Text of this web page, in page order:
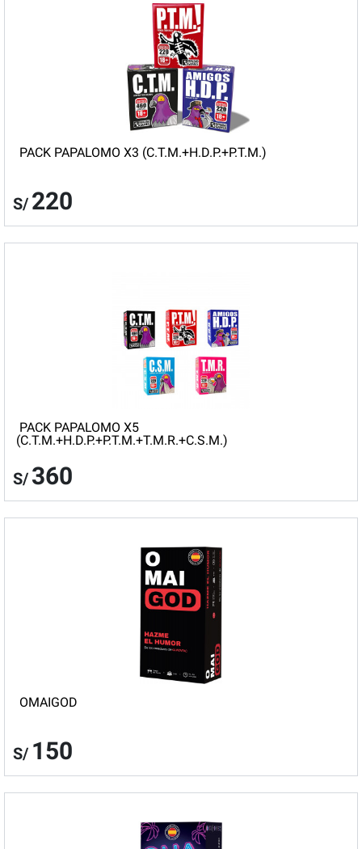
PACK PAPALOMO X3 (C.T.M.+H.D.P.+P.T.M.)
S/ 220
PACK PAPALOMO X5
(C.T.M.+H.D.P.+P.T.M.+T.M.R.+C.S.M.)
S/ 360
OMAIGOD
S/ 150